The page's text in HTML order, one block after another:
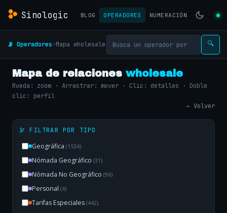
Sinologic BLOG OPERADORES NUMERACIÓN
📡 Operadores›Mapa wholesale 🔍
Mapa de relaciones wholesale
Rueda: zoom · Arrastrar: mover · Clic: detalles · Doble
clic: perfil
← Volver
🔭 FILTRAR POR TIPO
Geográfica(1534)
Nómada Geográfico(31)
Nómada No Geográfico(96)
Personal(4)
Tarifas Especiales(442)